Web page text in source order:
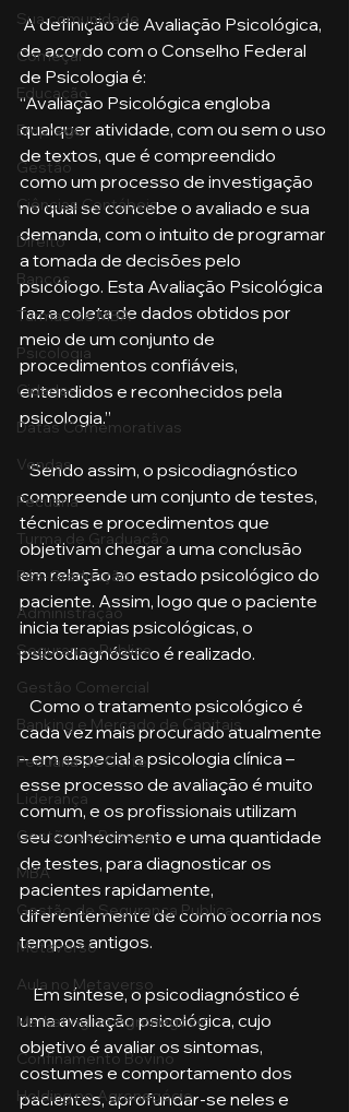
Sua comunidade
Começar
Educação
Emprego
Gestão
Ciências Contábeis
Direito
Bancos
Turmas de MBA
Psicologia
Cidades
Datas Comemorativas
Vendas
Pecuária
Turma de Graduação
Pós-Graduação
Administração
Segurança Publica
Gestão Comercial
Banking e Mercado de Capitais
Pecuária de Corte
Liderança
Gestão de Pessoas
MBA
Gestão de Segurança Publica
Metaverso
Aula no Metaverso
Marketing no Agronegócio
Confinamento Bovino
Holding no Agronegócio
A definição de Avaliação Psicológica,
de acordo com o Conselho Federal
de Psicologia é:
“Avaliação Psicológica engloba
qualquer atividade, com ou sem o uso
de textos, que é compreendido
como um processo de investigação
no qual se concebe o avaliado e sua
demanda, com o intuito de programar
a tomada de decisões pelo
psicólogo. Esta Avaliação Psicológica
faz a coleta de dados obtidos por
meio de um conjunto de
procedimentos confiáveis,
entendidos e reconhecidos pela
psicologia.”
   Sendo assim, o psicodiagnóstico
compreende um conjunto de testes,
técnicas e procedimentos que
objetivam chegar a uma conclusão
em relação ao estado psicológico do
paciente. Assim, logo que o paciente
inicia terapias psicológicas, o
psicodiagnóstico é realizado.
cada vez mais procurado atualmente
– em especial a psicologia clínica –
esse processo de avaliação é muito
comum, e os profissionais utilizam
seu conhecimento e uma quantidade
de testes, para diagnosticar os
pacientes rapidamente,
diferentemente de como ocorria nos
tempos antigos.
    Em síntese, o psicodiagnóstico é
uma avaliação psicológica, cujo
objetivo é avaliar os sintomas,
costumes e comportamento dos
pacientes, aprofundar-se neles e